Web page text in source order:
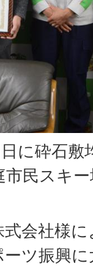
に砕石
民スキ
会社様
ツ振興